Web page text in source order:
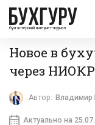
бухгалтерский интернет-журнал
Новое в
через НИОКР
Автор: Владимир
Актуально на